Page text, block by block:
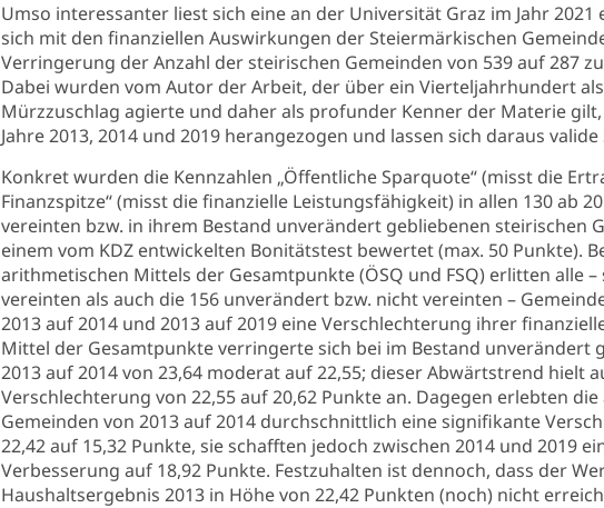
Umso interessanter liest sich eine an der Universität Graz im Jahr
sich mit den finanziellen Auswirkungen der Steiermärkischen
Verringerung der Anzahl der steirischen Gemeinden von 539 auf 287
Dabei wurden vom Autor der Arbeit, der über ein Vierteljahrhundert
Mürzzuschlag agierte und daher als profunder Kenner der Materie
Jahre 2013, 2014 und 2019 herangezogen und lassen sich daraus valide
Konkret wurden die Kennzahlen „Öffentliche Sparquote“ (misst die
Finanzspitze“ (misst die finanzielle Leistungsfähigkeit) in allen 130 ab
vereinten bzw. in ihrem Bestand unverändert gebliebenen steirischen
einem vom KDZ entwickelten Bonitätstest bewertet (max. 50 Punkte).
arithmetischen Mittels der Gesamtpunkte (ÖSQ und FSQ) erlitten alle –
vereinten als auch die 156 unverändert bzw. nicht vereinten –
2013 auf 2014 und 2013 auf 2019 eine Verschlechterung ihrer
Mittel der Gesamtpunkte verringerte sich bei im Bestand unverändert
2013 auf 2014 von 23,64 moderat auf 22,55; dieser Abwärtstrend hielt
Verschlechterung von 22,55 auf 20,62 Punkte an. Dagegen erlebten die
Gemeinden von 2013 auf 2014 durchschnittlich eine signifikante
22,42 auf 15,32 Punkte, sie schafften jedoch zwischen 2014 und 2019
Verbesserung auf 18,92 Punkte. Festzuhalten ist dennoch, dass der
Haushaltsergebnis 2013 in Höhe von 22,42 Punkten (noch) nicht